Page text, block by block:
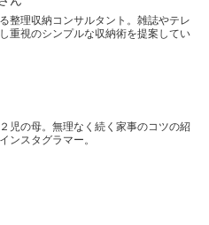
整理収納コンサルタント。雑誌やテレ
重視のシンプルな収納術を提案してい
児の母。無理なく続く家事のコツの紹
ンスタグラマー。